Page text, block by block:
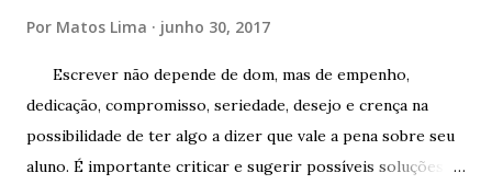
Por Matos Lima junho 30, 2017
Escrever não depende de dom, mas de empenho,
dedicação, compromisso, seriedade, desejo e crença na
possibilidade de ter algo a dizer que vale a pena sobre seu
aluno. É importante criticar e sugerir possíveis soluções.